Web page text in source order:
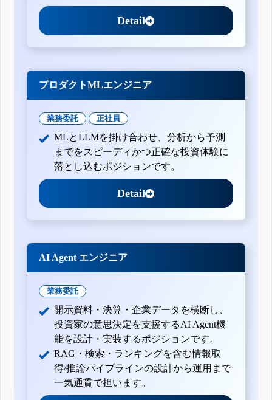
Detail
プロダクトMLエンジニア
業務委託 正社員
MLとLLMを掛け合わせ、分析から予測
までをスピーディかつ正確な投資体験に
落とし込むポジションです。
Detail
AI Agent エンジニア
業務委託
開示資料・決算・企業データを横断し、
投資家の意思決定を支援するAI Agent機
能を設計・実装するポジションです。
RAG・検索・ランキングを含む情報取
得/推論パイプラインの設計から運用まで
一気通貫で担います。